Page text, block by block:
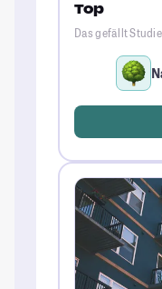
Top
Das gefällt